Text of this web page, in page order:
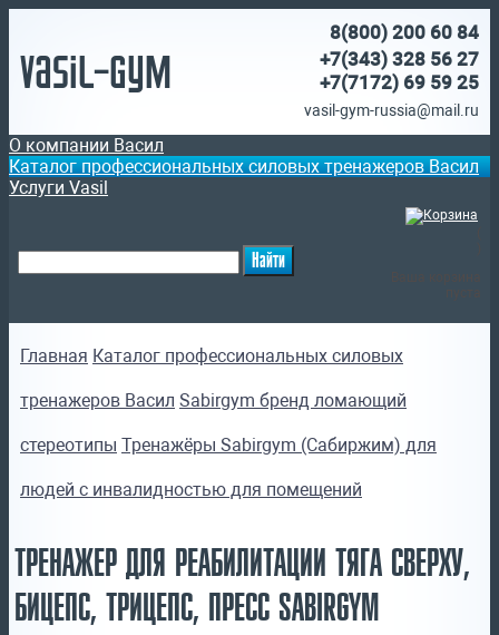
Vasil-Gym
8(800) 200 60 84
+7(343) 328 56 27
+7(7172) 69 59 25
vasil-gym-russia@mail.ru
О компании Васил
Каталог профессиональных силовых тренажеров Васил
Услуги Vasil
Главная Каталог профессиональных силовых
тренажеров Васил Sabirgym бренд ломающий
стереотипы Тренажёры Sabirgym (Сабиржим) для
людей с инвалидностью для помещений
ТРЕНАЖЕР ДЛЯ РЕАБИЛИТАЦИИ ТЯГА СВЕРХУ,
БИЦЕПС, ТРИЦЕПС, ПРЕСС SABIRGYM